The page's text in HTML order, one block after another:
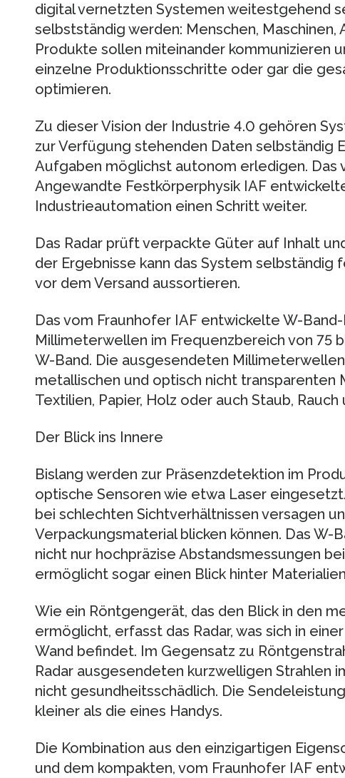
digital vernetzten Systemen weitestgehend
selbstständig werden: Menschen, Maschinen,
Produkte sollen miteinander kommunizieren
einzelne Produktionsschritte oder gar die
optimieren.
Zu dieser Vision der Industrie 4.0 gehören
zur Verfügung stehenden Daten selbständig
Aufgaben möglichst autonom erledigen. Das
Angewandte Festkörperphysik IAF
Industrieautomation einen Schritt weiter.
Das Radar prüft verpackte Güter auf Inhalt
der Ergebnisse kann das System
vor dem Versand aussortieren.
Das vom Fraunhofer IAF entwickelte W-
Millimeterwellen im Frequenzbereich von 75
W-Band. Die ausgesendeten
metallischen und optisch nicht transparenten
Textilien, Papier, Holz oder auch Staub, Rauch
Der Blick ins Innere
Bislang werden zur Präsenzdetektion im
optische Sensoren wie etwa Laser
bei schlechten Sichtverhältnissen versagen
Verpackungsmaterial blicken können. Das W-
nicht nur hochpräzise Abstandsmessungen
ermöglicht sogar einen Blick hinter
Wie ein Röntgengerät, das den Blick in den
ermöglicht, erfasst das Radar, was sich in
Wand befindet. Im Gegensatz zu
Radar ausgesendeten kurzwelligen Strahlen
nicht gesundheitsschädlich. Die
kleiner als die eines Handys.
Die Kombination aus den einzigartigen
und dem kompakten, vom Fraunhofer IAF